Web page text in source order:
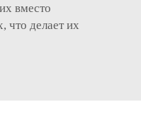
вместо
что делает их